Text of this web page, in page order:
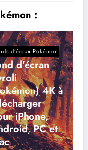
:
d’écran Pokémon
d’écran
4K à
iPhone,
PC et